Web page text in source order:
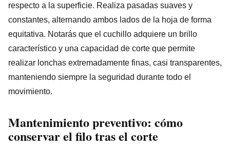
respecto a la superficie. Realiza pasadas suaves y
constantes, alternando ambos lados de la hoja de forma
equitativa. Notarás que el cuchillo adquiere un brillo
característico y una capacidad de corte que permite
realizar lonchas extremadamente finas, casi transparentes,
manteniendo siempre la seguridad durante todo el
movimiento.
Mantenimiento preventivo: cómo
conservar el filo tras el corte